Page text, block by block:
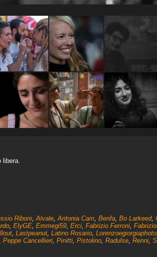
libera.
Riboni,Alvale,Antonia Cam, Benfa, Bo Larkeed,
, ElyGE, Emmegi59, Erci, Fabrizio Ferroni,
, Lastpeanut, Latino Rosario, Lorenzoegiorgiaphoto,
Peppe Cancellieri, Pinitti, Pistolino, Radulse, Renni,